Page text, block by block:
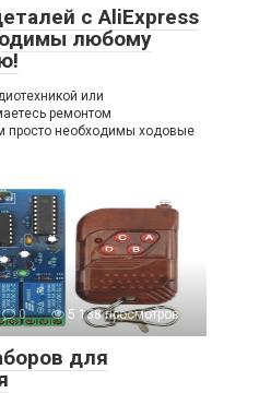
с AliExpress
любому
или
ремонтом
просто необходимы ходовые
0
5 138 просмотров
для